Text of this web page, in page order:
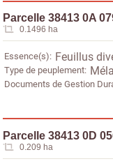
Parcelle 38413 0A
0.1496 ha
Essence(s) Feuillus
Type de peuplement
Documents de Gestion
Parcelle 38413 0D
0.209 ha